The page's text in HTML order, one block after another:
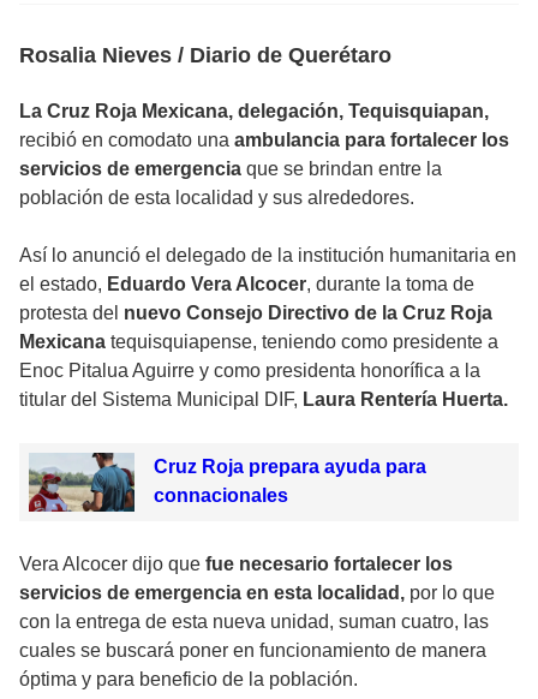
Rosalia Nieves / Diario de Querétaro
La Cruz Roja Mexicana, delegación, Tequisquiapan,
recibió en comodato una ambulancia para fortalecer los
servicios de emergencia que se brindan entre la
población de esta localidad y sus alrededores.
Así lo anunció el delegado de la institución humanitaria en
el estado, Eduardo Vera Alcocer, durante la toma de
protesta del nuevo Consejo Directivo de la Cruz Roja
Mexicana tequisquiapense, teniendo como presidente a
Enoc Pitalua Aguirre y como presidenta honorífica a la
titular del Sistema Municipal DIF, Laura Rentería Huerta.
Cruz Roja prepara ayuda para
connacionales
Vera Alcocer dijo que fue necesario fortalecer los
servicios de emergencia en esta localidad, por lo que
con la entrega de esta nueva unidad, suman cuatro, las
cuales se buscará poner en funcionamiento de manera
óptima y para beneficio de la población.